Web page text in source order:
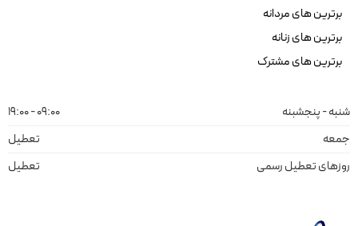
برترین های مردانه
برترین های زنانه
برترین های مشترک
شنبه - پنجشبنه
09:00 - 19:00
جمعه
تعطیل
روزهای تعطیل رسمی
تعطیل